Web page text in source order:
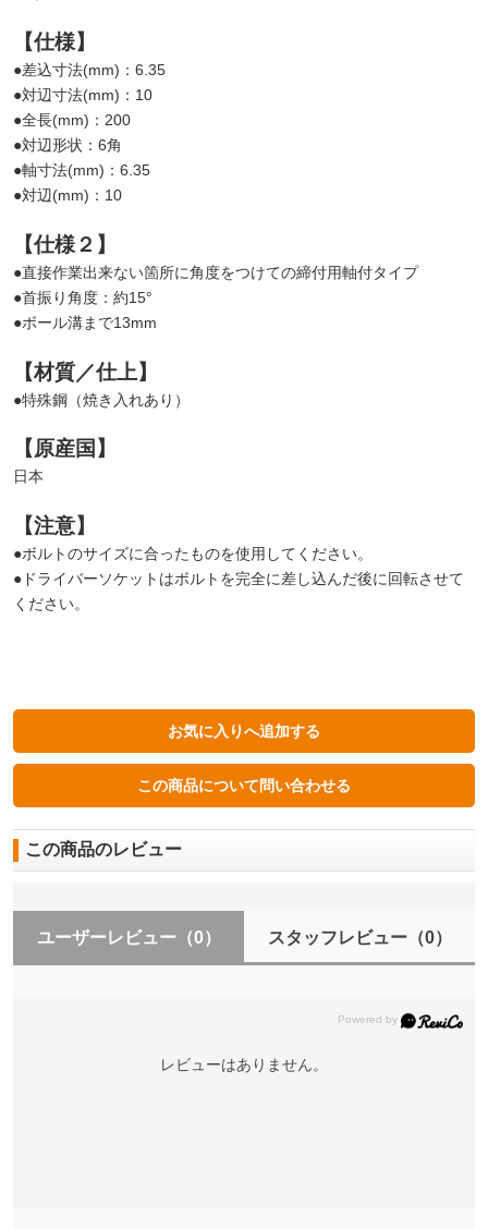
【仕様】
●差込寸法(mm)：6.35
●対辺寸法(mm)：10
●全長(mm)：200
●対辺形状：6角
●軸寸法(mm)：6.35
●対辺(mm)：10
【仕様２】
●直接作業出来ない箇所に角度をつけての締付用軸付タイプ
●首振り角度：約15°
●ボール溝まで13mm
【材質／仕上】
●特殊鋼（焼き入れあり）
【原産国】
日本
【注意】
●ボルトのサイズに合ったものを使用してください。
●ドライバーソケットはボルトを完全に差し込んだ後に回転させて
ください。
この商品のレビュー
ユーザーレビュー （0） スタッフレビュー（0）
レビューはありません。